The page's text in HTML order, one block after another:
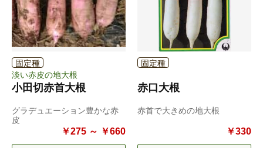
固定種
淡い赤皮の地大根
小田切赤首大根
グラデュエーション豊かな赤
皮
￥275 ～ ￥660
固定種
赤口大根
赤首で大きめの地大根
￥330